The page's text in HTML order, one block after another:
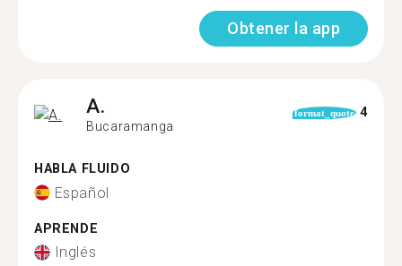
Obtener la app
A.
Bucaramanga
format_quote 4
HABLA FLUIDO
Español
APRENDE
Inglés